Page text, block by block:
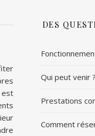
DES
Qui peut venir ?
Prestations
Comment